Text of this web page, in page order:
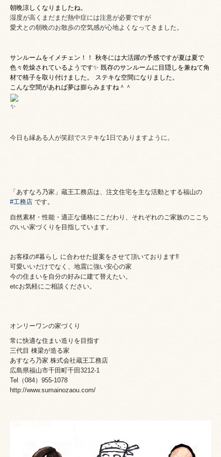
朝晩涼しくなりましたね。
湿度が高くまだまだ熱中症には注意が必要ですが
愛犬との朝晩のお散歩の空気感が心地よくなってきました。
サンルームをイメチェン！！ 秋冬には大活躍の予感ですが夏は夏で
色々乾燥されているようです✨ 既存のサンルームに目隠しを兼ねて角
材で格子を取り付けました。 ステキな空間になりました。
こんな空間があれば夢は膨らみますね＾＾
今日も縁ある人が笑顔でステキな1日でありますように。
「あすなろ乃家」蔵王工務店は、 注文住宅を主な活動とする福山の
#工務店 です。
自然素材・性能・適正な価格にこだわり、それぞれのご家族のここち
のいい家づくりを目指しています。
お客様の#暮らし に合わせた提案をさせて頂いております‼️
可愛いいだけでなく、地震に強い安心の家
今の住まいを自分の好みに建て替えたい。
etcお気軽にご相談ください。
オンリーワンの家づくり
常に快適な住まい造りを目指す
三代目 棟梁が造る家
あすなろ乃家 株式会社蔵王工務店
広島県福山市千田町千田3212-1
Tel（084）955-1078
http://www.sumainozaou.com/